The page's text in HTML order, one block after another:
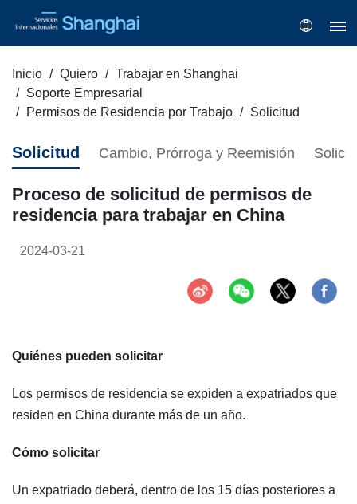
Inicio Quiero
Trabajar en Shanghai
Soporte Empresarial
Permisos de Residencia por Trabajo
Solicitud
Solicitud Cambio, Prórroga y Reemisión
Proceso de solicitud de permisos de
residencia para trabajar en China
2024-03-21
Quiénes pueden solicitar
Los permisos de residencia se expiden a expatriados que
residen en China durante más de un año.
Cómo solicitar
Un expatriado deberá, dentro de los 15 días posteriores a